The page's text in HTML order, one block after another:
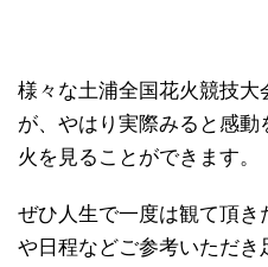
様々な土浦全国花火競技大
が、やはり実際みると感
火を見ることができます。
ぜひ人生で一度は観て頂き
や日程などご参考いただき